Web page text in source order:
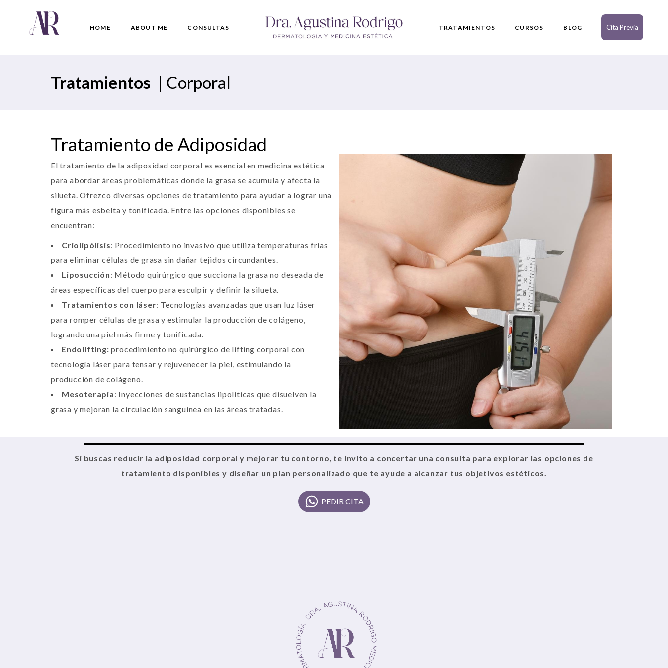
HOME ABOUT ME CONSULTAS TRATAMIENTOS CURSOS BLOG Cita Previa
Tratamientos | Corporal
Tratamiento de Adiposidad
El tratamiento de la adiposidad corporal es esencial en medicina estética
para abordar áreas problemáticas donde la grasa se acumula y afecta la
silueta. Ofrezco diversas opciones de tratamiento para ayudar a lograr una
figura más esbelta y tonificada. Entre las opciones disponibles se
encuentran:
Criolipólisis: Procedimiento no invasivo que utiliza temperaturas frías
para eliminar células de grasa sin dañar tejidos circundantes.
Liposucción: Método quirúrgico que succiona la grasa no deseada de
áreas específicas del cuerpo para esculpir y definir la silueta.
Tratamientos con láser: Tecnologías avanzadas que usan luz láser
para romper células de grasa y estimular la producción de colágeno,
logrando una piel más firme y tonificada.
Endolifting: procedimiento no quirúrgico de lifting corporal con
tecnología láser para tensar y rejuvenecer la piel, estimulando la
producción de colágeno.
Mesoterapia: Inyecciones de sustancias lipolíticas que disuelven la
grasa y mejoran la circulación sanguínea en las áreas tratadas.
Si buscas reducir la adiposidad corporal y mejorar tu contorno, te invito a concertar una consulta para explorar las opciones de
tratamiento disponibles y diseñar un plan personalizado que te ayude a alcanzar tus objetivos estéticos.
PEDIR CITA